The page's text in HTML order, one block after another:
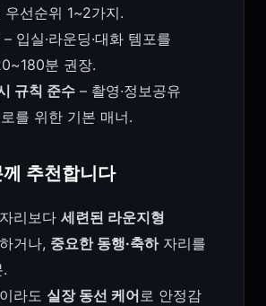
우선순위 1~2가지.
– 입실·라운딩·대화 템포를
분 권장.
규칙 준수 – 촬영·정보공유
를 위한 기본 매너.
추천합니다
리보다 세련된 라운지형
거나, 중요한 동행·축하자리를
라도 실장 동선 케어로 안정감